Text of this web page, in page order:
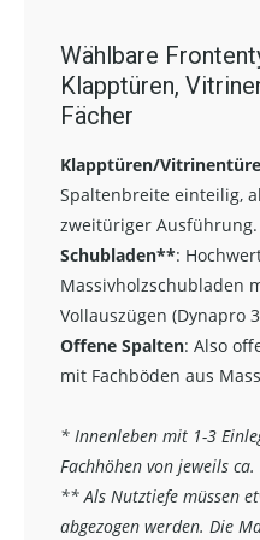
Wählbare
Klapptüren,
Fächer
Klapptüren/
Spaltenbreite einteilig,
zweitüriger Ausführung.
Schubladen**:
Massivholzschubladen
Vollauszügen (Dynapro
Offene Spalten: Also
mit Fachböden aus
* Innenleben mit 1-3
Fachhöhen von jeweils
** Als Nutztiefe müssen
abgezogen werden. Die